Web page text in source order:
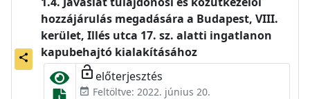
share
hozzájárulás megadására a Budapest, VIII.
kerület, Illés utca 17. sz. alatti ingatlanon
kapubehajtó kialakításához
lock_open előterjesztés
event_available Feltöltve: 2022. június 20.